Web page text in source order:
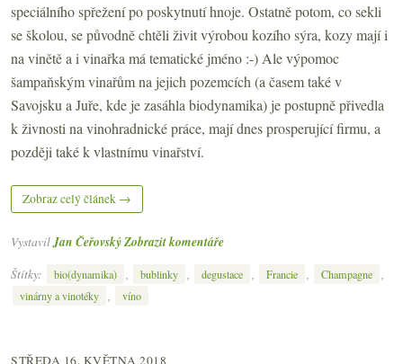
speciálního spřežení po poskytnutí hnoje. Ostatně potom, co sekli
se školou, se původně chtěli živit výrobou kozího sýra, kozy mají i
na vinětě a i vinařka má tematické jméno :-) Ale výpomoc
šampaňským vinařům na jejich pozemcích (a časem také v
Savojsku a Juře, kde je zasáhla biodynamika) je postupně přivedla
k živnosti na vinohradnické práce, mají dnes prosperující firmu, a
později také k vlastnímu vinařství.
Zobraz celý článek →
Vystavil Jan ČeřovskýZobrazit komentáře
Štítky:
bio(dynamika) , bublinky , degustace , Francie , Champagne ,
vinárny a vinotéky , víno
STŘEDA 16. KVĚTNA 2018